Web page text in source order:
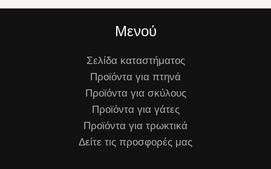
Μενού
Σελίδα καταστήματος
Προϊόντα για πτηνά
Προϊόντα για σκύλους
Προϊόντα για γάτες
Προϊόντα για τρωκτικά
Δείτε τις προσφορές μας